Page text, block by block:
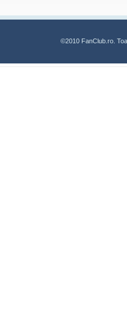
©2010 FanClub.ro.